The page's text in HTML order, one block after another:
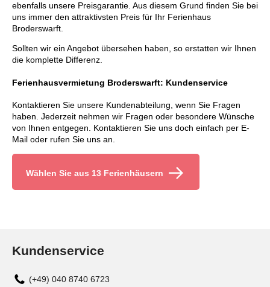
ebenfalls unsere Preisgarantie. Aus diesem Grund finden Sie bei
uns immer den attraktivsten Preis für Ihr Ferienhaus
Broderswarft.
Sollten wir ein Angebot übersehen haben, so erstatten wir Ihnen
die komplette Differenz.
Ferienhausvermietung Broderswarft: Kundenservice
Kontaktieren Sie unsere Kundenabteilung, wenn Sie Fragen
haben. Jederzeit nehmen wir Fragen oder besondere Wünsche
von Ihnen entgegen. Kontaktieren Sie uns doch einfach per E-
Mail oder rufen Sie uns an.
Wählen Sie aus 13 Ferienhäusern
Kundenservice
(+49) 040 8740 6723